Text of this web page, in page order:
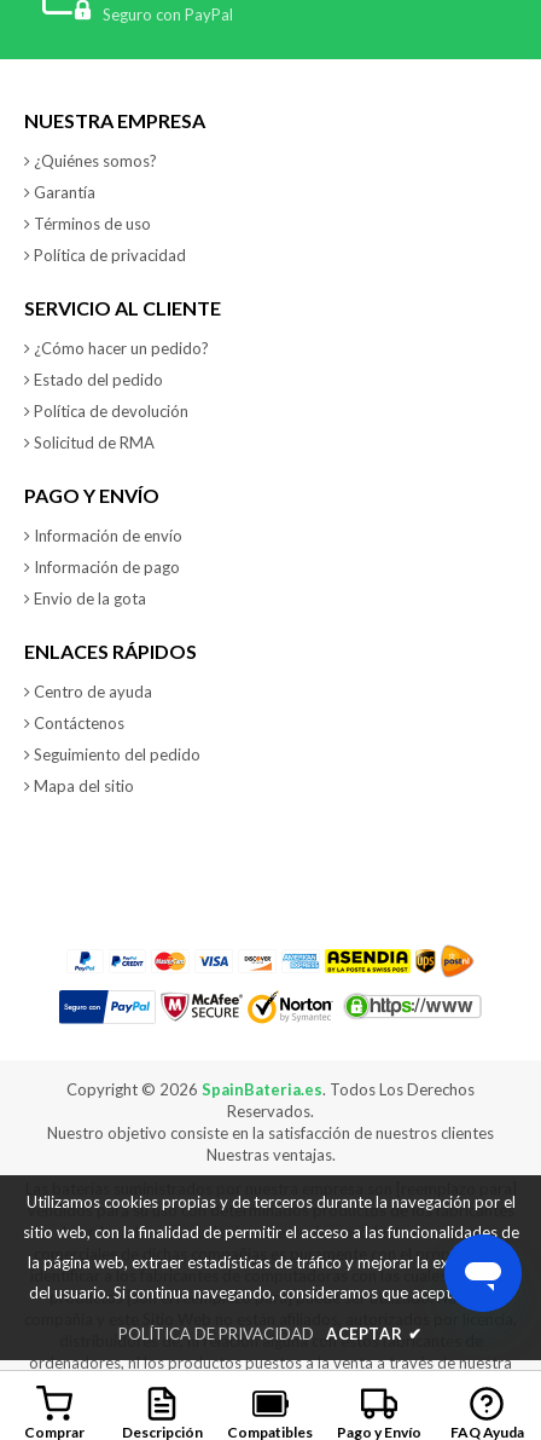
Comprar Descripción Compatibles Pago y Envío FAQ Ayuda
Seguro con PayPal
NUESTRA EMPRESA
¿Quiénes somos?
Garantía
Términos de uso
Política de privacidad
SERVICIO AL CLIENTE
¿Cómo hacer un pedido?
Estado del pedido
Política de devolución
Solicitud de RMA
PAGO Y ENVÍO
Información de envío
Información de pago
Envio de la gota
ENLACES RÁPIDOS
Centro de ayuda
Contáctenos
Seguimiento del pedido
Mapa del sitio
Copyright © 2026 SpainBateria.es. Todos Los Derechos
Reservados.
Nuestro objetivo consiste en la satisfacción de nuestros clientes
Nuestras ventajas.
vendidos para su uso con determinados productos de los fabricantes
de ordenadores, y cualquier referencia a productos o marcas
comerciales de dichas compañías es puramente con el propósito de
identificar a los fabricantes de computadoras con las cuales nuestros
productos [son el reemplazo para] puede ser utilizado. Nuestra
distribuidores de, ni relación alguna con estos fabricantes de
ordenadores, ni los productos puestos a la venta a través de nuestra
web son fabricados ni vendidos con la autorización de los fabricantes
de los equipos con los que nuestros productos [son reemplazo para]
se puede utilizar.
Utilizamos cookies propias y de terceros durante la navegación por el
sitio web, con la finalidad de permitir el acceso a las funcionalidades de
la página web, extraer estadísticas de tráfico y mejorar la experiencia
del usuario. Si continua navegando, consideramos que acepta su uso.
POLÍTICA DE PRIVACIDAD ACEPTAR ✔